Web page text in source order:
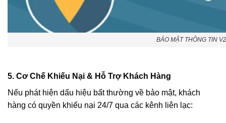
BẢO MẬT THÔNG TIN
5. Cơ Chế Khiếu Nại & Hỗ Trợ Khách Hàng
Nếu phát hiện dấu hiệu bất thường về bảo mật, khách
hàng có quyền khiếu nại 24/7 qua các kênh liên lạc: